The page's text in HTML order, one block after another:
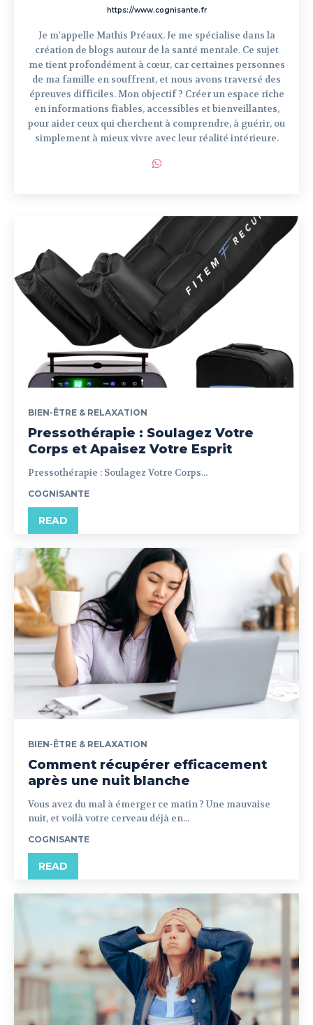
https://www.cognisante.fr
Je m'appelle Mathis Préaux. Je me spécialise dans la
création de blogs autour de la santé mentale. Ce sujet
me tient profondément à cœur, car certaines personnes
de ma famille en souffrent, et nous avons traversé des
épreuves difficiles. Mon objectif ? Créer un espace riche
en informations fiables, accessibles et bienveillantes,
pour aider ceux qui cherchent à comprendre, à guérir, ou
simplement à mieux vivre avec leur réalité intérieure.
BIEN-ÊTRE & RELAXATION
Pressothérapie : Soulagez Votre
Corps et Apaisez Votre Esprit
Pressothérapie : Soulagez Votre Corps...
COGNISANTE
READ
BIEN-ÊTRE & RELAXATION
Comment récupérer efficacement
après une nuit blanche
Vous avez du mal à émerger ce matin ? Une mauvaise
nuit, et voilà votre cerveau déjà en...
COGNISANTE
READ